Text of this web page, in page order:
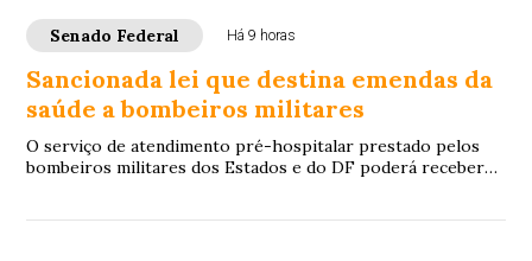
Senado Federal Há 9 horas
Sancionada lei que destina emendas da
saúde a bombeiros militares
O serviço de atendimento pré-hospitalar prestado pelos
bombeiros militares dos Estados e do DF poderá receber